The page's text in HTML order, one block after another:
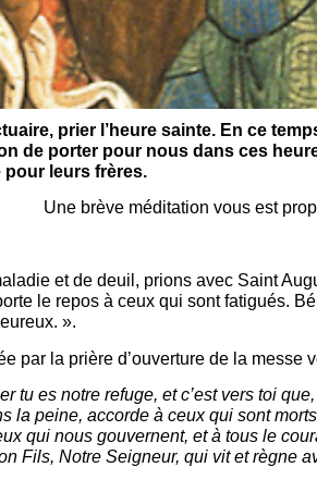
prier l’heure sainte. En ce
de porter pour nous dans ces
leurs frères.
Une brève méditation vous est
et de deuil, prions avec Saint
le repos à ceux qui sont fatigués.
».
par la prière d’ouverture de la
tu es notre refuge, et c’est vers toi
la peine, accorde à ceux qui sont
qui nous gouvernent, et à tous le
Fils, Notre Seigneur, qui vit et règne